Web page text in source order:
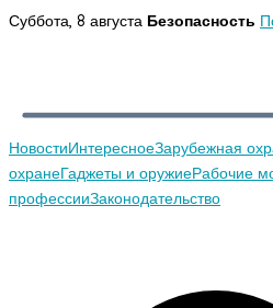
Перейти
Суббота, 8 августа Безопасность
НовостиИнтересноеЗарубежная
охранеГаджеты и оружиеРабочие
профессииЗаконодательство